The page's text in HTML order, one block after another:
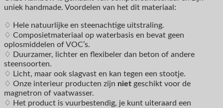
uniek handmade. Voordelen van het dit materiaal:
♢ Hele natuurlijke en steenachtige uitstraling.
♢ Composietmateriaal op waterbasis en bevat geen
oplosmiddelen of VOC’s.
♢ Duurzamer, lichter en flexibeler dan beton of andere
steensoorten.
♢ Licht, maar ook slagvast en kan tegen een stootje.
♢ Onze interieur producten zijn niet geschikt voor de
magnetron of vaatwasser.
♢ Het product is vuurbestendig, je kunt uiteraard een